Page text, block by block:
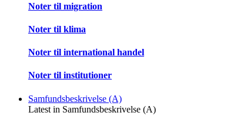
Noter til migration
Noter til klima
Noter til international handel
Noter til institutioner
Samfundsbeskrivelse (A)
Latest in Samfundsbeskrivelse (A)